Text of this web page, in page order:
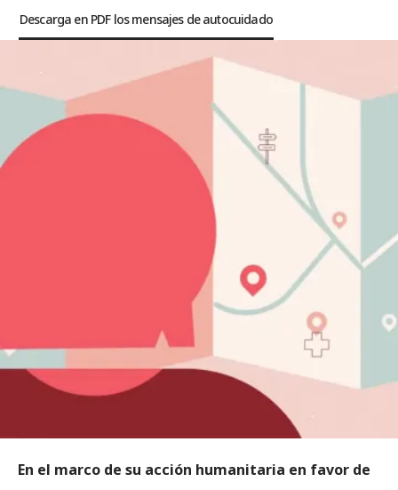
Descarga en PDF los mensajes de autocuidado
En el marco de su acción humanitaria en favor de